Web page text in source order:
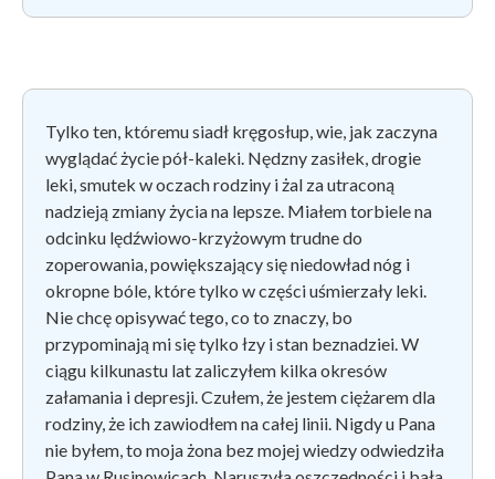
Tylko ten, któremu siadł kręgosłup, wie, jak zaczyna
wyglądać życie pół-kaleki. Nędzny zasiłek, drogie
leki, smutek w oczach rodziny i żal za utraconą
nadzieją zmiany życia na lepsze. Miałem torbiele na
odcinku lędźwiowo-krzyżowym trudne do
zoperowania, powiększający się niedowład nóg i
okropne bóle, które tylko w części uśmierzały leki.
Nie chcę opisywać tego, co to znaczy, bo
przypominają mi się tylko łzy i stan beznadziei. W
ciągu kilkunastu lat zaliczyłem kilka okresów
załamania i depresji. Czułem, że jestem ciężarem dla
rodziny, że ich zawiodłem na całej linii. Nigdy u Pana
nie byłem, to moja żona bez mojej wiedzy odwiedziła